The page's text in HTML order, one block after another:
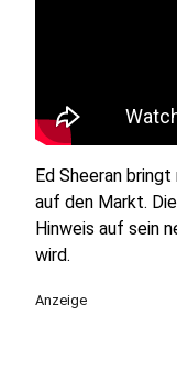
Ed Sheeran
auf den Markt.
Hinweis auf sein
wird.
Anzeige